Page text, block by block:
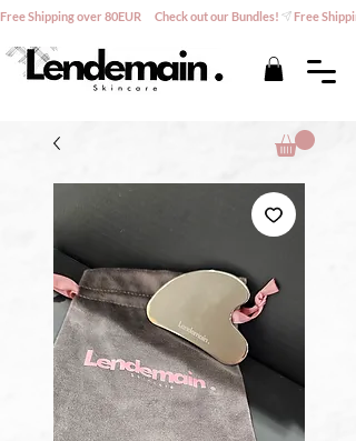
Free Shipping over 80EUR      Check out our Bundles!